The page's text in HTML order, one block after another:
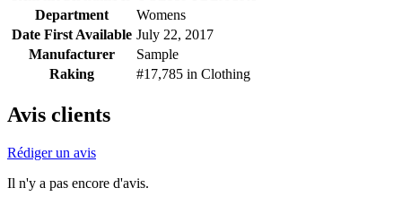
Department
Womens
Date First Available July 22, 2017
Manufacturer
Sample
Raking
#17,785 in Clothing
Avis clients
Rédiger un avis
Il n'y a pas encore d'avis.